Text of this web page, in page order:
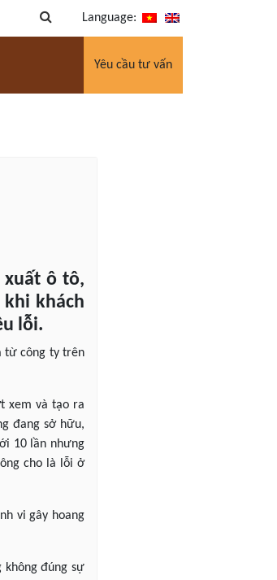
Language:
Yêu cầu tư vấn
xuất ô tô,
khách
lỗi.
từ công ty trên
xem và tạo ra
đang sở hữu,
10 lần nhưng
cho là lỗi ở
vi gây hoang
không đúng sự